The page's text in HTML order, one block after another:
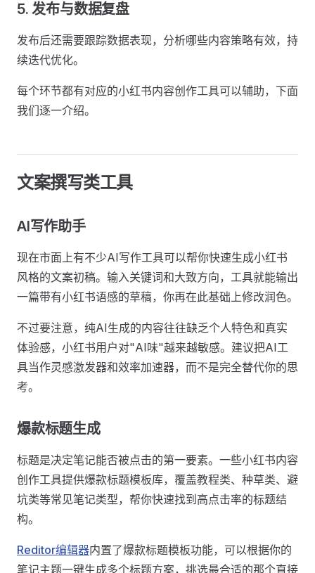
5. 发布与数据复盘
发布后还需要跟踪数据表现，分析哪些内容策略有效，持
续迭代优化。
每个环节都有对应的小红书内容创作工具可以辅助，下面
我们逐一介绍。
文案撰写类工具
AI写作助手
现在市面上有不少AI写作工具可以帮你快速生成小红书
风格的文案初稿。输入关键词和大致方向，工具就能输出
一篇带有小红书语感的草稿，你再在此基础上修改润色。
不过要注意，纯AI生成的内容往往缺乏个人特色和真实
体验感，小红书用户对"AI味"越来越敏感。建议把AI工
具当作灵感激发器和效率加速器，而不是完全替代你的思
考。
爆款标题生成
标题是决定笔记能否被点击的第一要素。一些小红书内容
创作工具提供爆款标题模板库，覆盖教程类、种草类、避
坑类等常见笔记类型，帮你快速找到高点击率的标题结
构。
Reditor编辑器内置了爆款标题模板功能，可以根据你的
笔记主题一键生成多个标题方案，挑选最合适的那个直接